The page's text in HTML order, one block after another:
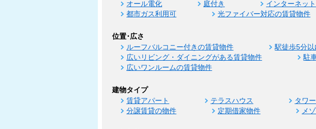
オール電化 庭付き インターネッ
都市ガス利用可
光ファイバー対応の賃貸物件
位置･広さ
ルーフバルコニー付きの賃貸物件 駅徒歩5分
広いリビング・ダイニングがある賃貸物件
駐
広いワンルームの賃貸物件
建物タイプ
賃貸アパート テラスハウス タワ
分譲賃貸の物件
定期借家物件 メ